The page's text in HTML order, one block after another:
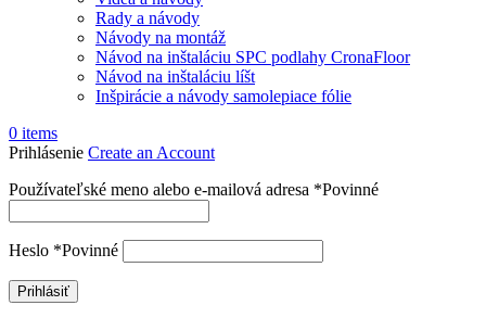
Rady a návody
Návody na montáž
Návod na inštaláciu SPC podlahy CronaFloor
Návod na inštaláciu líšt
Inšpirácie a návody samolepiace fólie
0 items
Prihlásenie Create an Account
Používateľské meno alebo e-mailová adresa *Povinné
Heslo *Povinné
Prihlásiť